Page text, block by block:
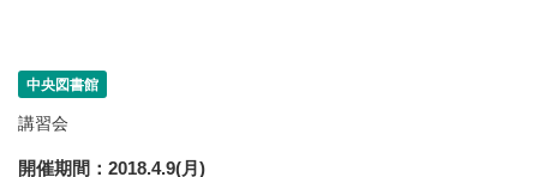
中央図書館
講習会
開催期間 2018.4.9(月)